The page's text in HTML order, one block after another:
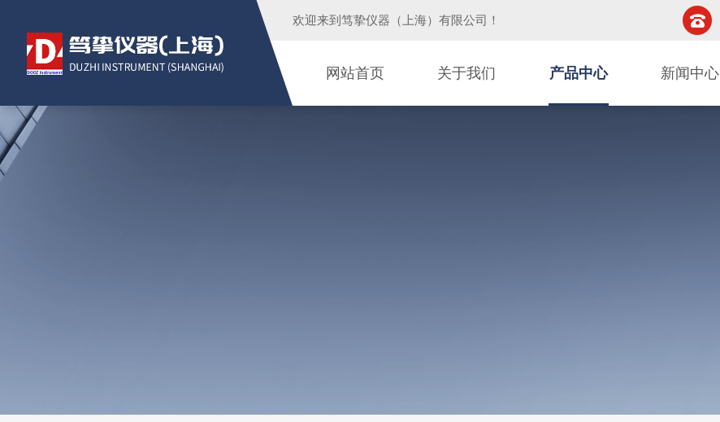
欢迎来到 笃挚仪器（上海）有限公司 ！
网站首页 关于我们 产品中心 新闻中心